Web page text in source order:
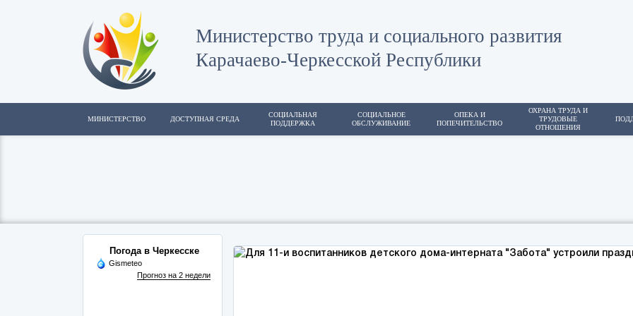
Министерство труда и социального развития
Карачаево-Черкесской Республики
МИНИСТЕРСТВО ДОСТУПНАЯ СРЕДА
СОЦИАЛЬНАЯ
ПОДДЕРЖКА
СОЦИАЛЬНОЕ
ОБСЛУЖИВАНИЕ
ОПЕКА И
ПОПЕЧИТЕЛЬСТВО
ОХРАНА ТРУДА И
ТРУДОВЫЕ
ОТНОШЕНИЯ
Погода в Черкесске
Gismeteo
Прогноз на 2 недели